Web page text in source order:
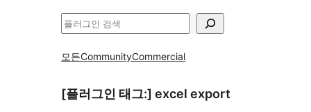
검
모든CommunityCommercial
[플러그인 태그:] excel export